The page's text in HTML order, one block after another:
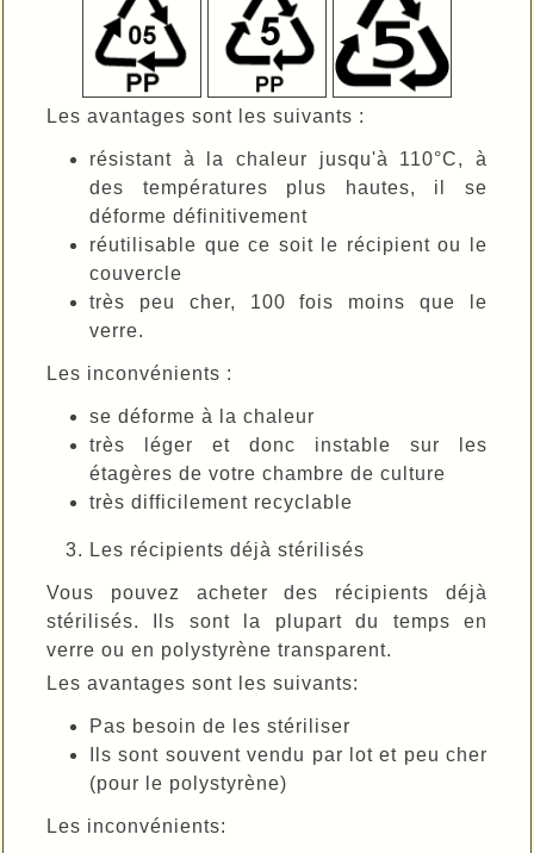
Les avantages sont les suivants :
résistant à la chaleur jusqu'à 110°C, à
des températures plus hautes, il se
déforme définitivement
réutilisable que ce soit le récipient ou le
couvercle
très peu cher, 100 fois moins que le
verre.
Les inconvénients :
se déforme à la chaleur
très léger et donc instable sur les
étagères de votre chambre de culture
très difficilement recyclable
Les récipients déjà stérilisés
Vous pouvez acheter des récipients déjà
stérilisés. Ils sont la plupart du temps en
verre ou en polystyrène transparent.
Les avantages sont les suivants:
Pas besoin de les stériliser
Ils sont souvent vendu par lot et peu cher
(pour le polystyrène)
Les inconvénients: